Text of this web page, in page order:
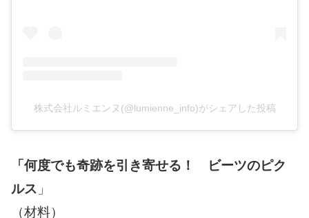
株式会社ルミエンヌ(@lumienne_info)がシェアした投稿
「何度でも奇跡を引き寄せる！ ビーツのピク
ルス 」
（材料）